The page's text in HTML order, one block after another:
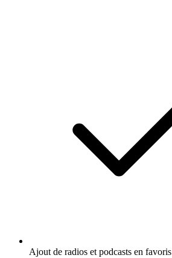
Ajout de radios et podcasts en favoris